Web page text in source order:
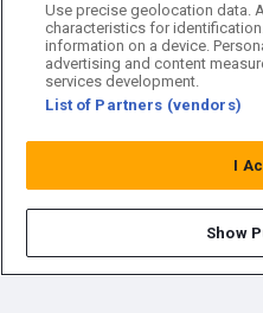
Personuppgiftspolicy
Cookiepolicy
Arkiv
Use precise geolocation data.
characteristics for
information on a device.
advertising and content
services development.
List of Partners (vendors)
I
Show